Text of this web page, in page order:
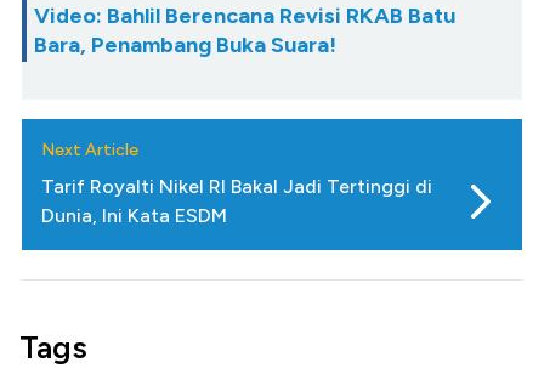
Video: Bahlil Berencana Revisi RKAB Batu
Bara, Penambang Buka Suara!
Next Article
Tarif Royalti Nikel RI Bakal Jadi Tertinggi di
Dunia, Ini Kata ESDM
Tags